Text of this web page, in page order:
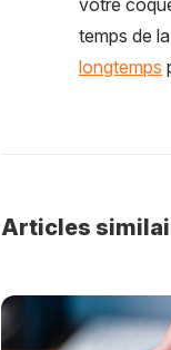
votre
temps de
longtemps
Articles